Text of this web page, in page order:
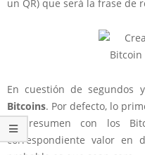
un QR) que será la frase de
En cuestión de segundos
Bitcoins. Por defecto, lo
de resumen con los
correspondiente valor en